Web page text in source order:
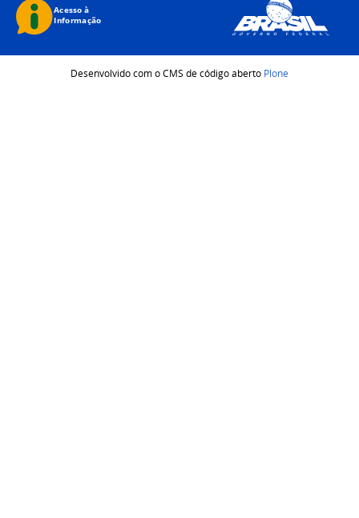
Desenvolvido com o CMS de código aberto Plone